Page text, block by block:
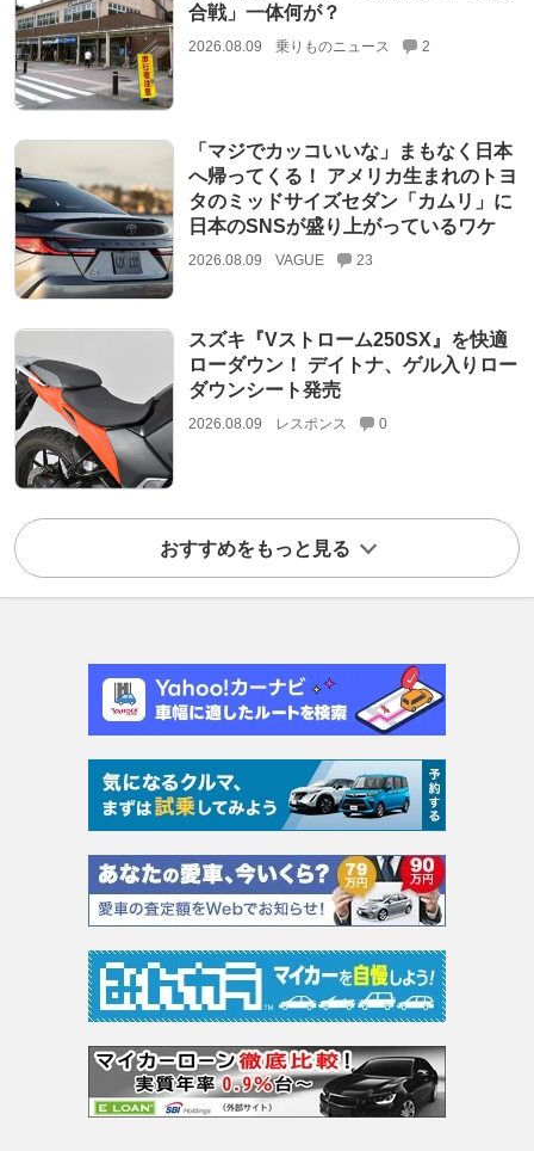
合戦」一体何が？
2026.08.09 乗りものニュース 2
「マジでカッコいいな」まもなく日本
へ帰ってくる！ アメリカ生まれのトヨ
タのミッドサイズセダン「カムリ」に
日本のSNSが盛り上がっているワケ
2026.08.09 VAGUE 23
スズキ『Vストローム250SX』を快適
ローダウン！ デイトナ、ゲル入りロー
ダウンシート発売
2026.08.09 レスポンス 0
おすすめをもっと見る